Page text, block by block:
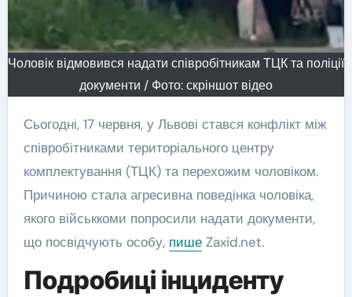
Чоловік відмовився надати співробітникам ТЦК та поліції
документи / Фото: скріншот відео
Сьогодні, 17 червня, у Львові стався конфлікт між
співробітниками територіального центру
комплектування (ТЦК) та перехожим чоловіком.
Причиною стала агресивна поведінка чоловіка,
якого військкоми попросили надати документи,
що посвідчують особу, пишеZaxid.net.
Подробиці інциденту